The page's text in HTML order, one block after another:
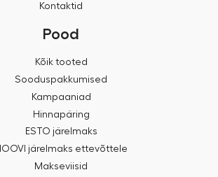
Kontaktid
Pood
Kõik tooted
Sooduspakkumised
Kampaaniad
Hinnapäring
ESTO järelmaks
järelmaks ettevõttele
Makseviisid